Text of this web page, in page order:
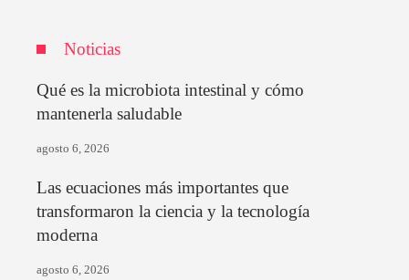
Noticias
Qué es la microbiota intestinal y cómo
mantenerla saludable
agosto 6, 2026
Las ecuaciones más importantes que
transformaron la ciencia y la tecnología
moderna
agosto 6, 2026